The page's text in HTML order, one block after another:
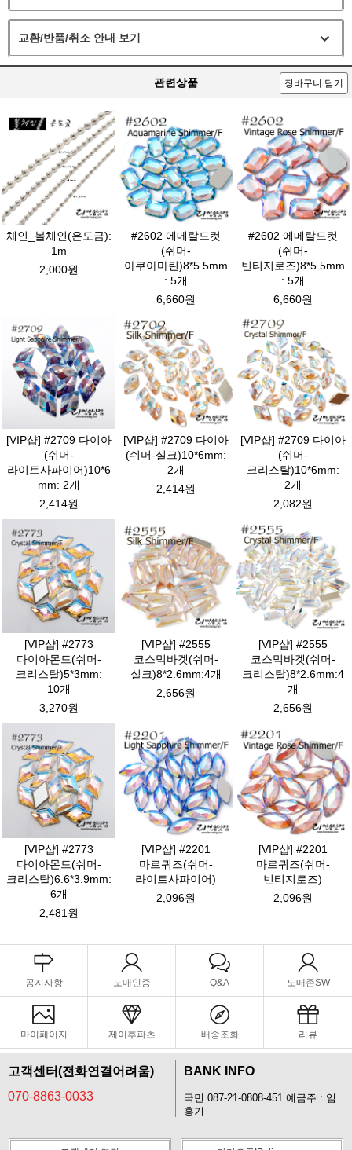
교환/반품/취소 안내 보기
관련상품 장바구니 담기
체인_볼체인(은도금):
1m
2,000원
#2602 에메랄드컷
(쉬머-
아쿠아마린)8*5.5mm
: 5개
6,660원
#2602 에메랄드컷
(쉬머-
빈티지로즈)8*5.5mm
: 5개
6,660원
[VIP샵] #2709 다이아
(쉬머-
라이트사파이어)10*6
mm: 2개
2,414원
[VIP샵] #2709 다이아
(쉬머-실크)10*6mm:
2개
2,414원
[VIP샵] #2709 다이아
(쉬머-
크리스탈)10*6mm:
2개
2,082원
[VIP샵] #2773
다이아몬드(쉬머-
크리스탈)5*3mm:
10개
3,270원
[VIP샵] #2555
코스믹바겟(쉬머-
실크)8*2.6mm:4개
2,656원
[VIP샵] #2555
코스믹바겟(쉬머-
크리스탈)8*2.6mm:4
개
2,656원
[VIP샵] #2773
다이아몬드(쉬머-
크리스탈)6.6*3.9mm:
6개
2,481원
[VIP샵] #2201
마르퀴즈(쉬머-
라이트사파이어)
2,096원
[VIP샵] #2201
마르퀴즈(쉬머-
빈티지로즈)
2,096원
공지사항 도매인증 Q&A 도매존SW
마이페이지 제이후파츠 배송조회 리뷰
고객센터(전화연결어려움)
070-8863-0033
BANK INFO
국민 087-21-0808-451 예금주 : 임
홍기